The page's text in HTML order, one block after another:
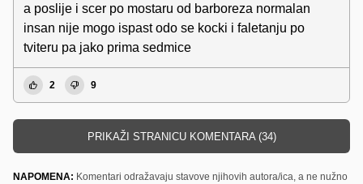
a poslije i scer po mostaru od barboreza normalan
insan nije mogo ispast odo se kocki i faletanju po
tviteru pa jako prima sedmice
2 9
PRIKAŽI STRANICU KOMENTARA (34)
NAPOMENA: Komentari odražavaju stavove njihovih autora/ica, a ne nužno